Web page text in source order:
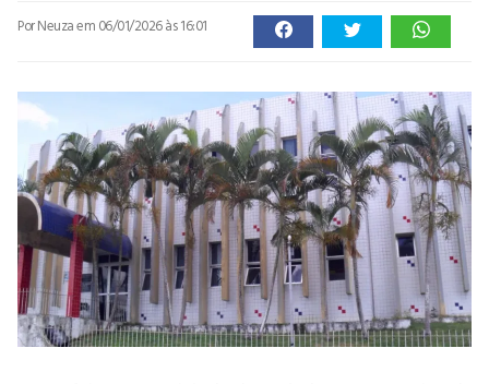
Por Neuzaem 06/01/2026 às 16:01